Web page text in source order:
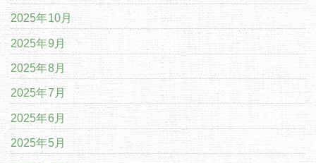
2025年10月
2025年9月
2025年8月
2025年7月
2025年6月
2025年5月